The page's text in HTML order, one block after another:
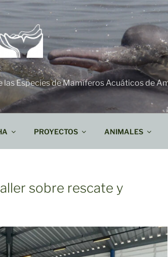
Especies de Mamíferos Acuáticos de
PROYECTOS ANIMALES
sobre rescate y